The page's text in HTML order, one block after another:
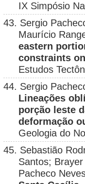
IX Simpósio
43. Sergio
Maurício
eastern
constraints
Estudos
44. Sergio
Lineações
porção leste
deformação
Geologia do
45. Sebastião
Santos;
Pacheco